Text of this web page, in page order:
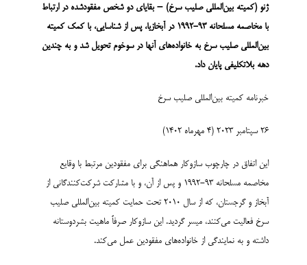
ژنو (کمیته بین‌­المللی صلیب سرخ) –بقایای دوشخص مفقودشده در ارتباط
بامخاصمه مسلحانه93-1992 در آبخازیا،پس ازشناسایی،با کمک کمیته
بین‌المللی صلیب سرخ به خانواده‌های آنها در سوخوم تحویل شد وبه چندین
دهه بلاتکلیفی پایان داد.
خبرنامه کمیته بین‌­المللی صلیب سرخ
26 سپتامبر 2023 (4 مهرماه 1402)
این اتفاق در چارچوب سازوکار هماهنگی برای مفقودین مرتبط با وقایع
مخاصمه مسلحانه 93-1992 و پس از آن، و با مشارکت شرکت‌کنندگانی از
آبخاز و گرجستان، که از سال 2010 تحت حمایت کمیته بین‌المللی صلیب
سرخ فعالیت می‌کنند، میسر گردید. این سازوکار صرفاً ماهیت بشردوستانه
داشته و به نمایندگی از خانواده­‌های مفقودین عمل می­‌کند.